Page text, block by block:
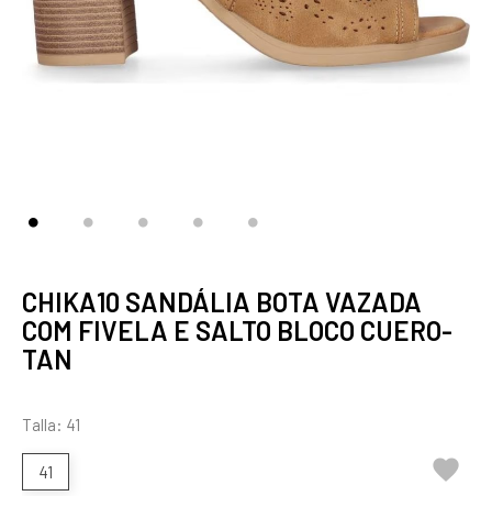
CHIKA10 SANDÁLIA BOTA VAZADA
COM FIVELA E SALTO BLOCO CUERO-
TAN
Talla: 41
41 